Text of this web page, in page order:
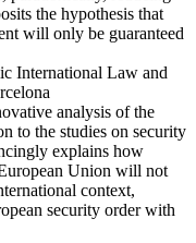
the hypothesis that
will only be guaranteed
International Law and
analysis of the
to the studies on security
explains how
Union will not
context,
security order with